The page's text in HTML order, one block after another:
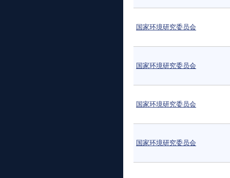
国家环境研究委员会
国家环境研究委员会
国家环境研究委员会
国家环境研究委员会